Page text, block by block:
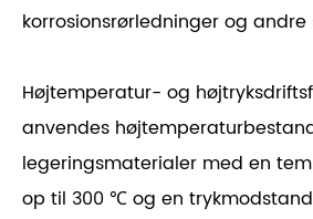
korrosionsrørledninger og andre
Højtemperatur- og
anvendes
legeringsmaterialer med en
op til 300 ℃ og en trykmodstand